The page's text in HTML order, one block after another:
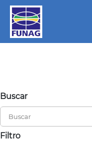
Buscar
Filtro